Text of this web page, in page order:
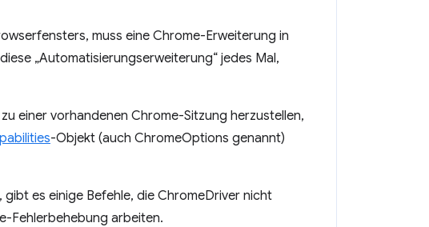
muss eine Chrome-Erweiterung in
„Automatisierungserweiterung“ jedes Mal,
einer vorhandenen Chrome-Sitzung herzustellen,
-Objekt (auch ChromeOptions genannt)
es einige Befehle, die ChromeDriver nicht
Fehlerbehebung arbeiten.